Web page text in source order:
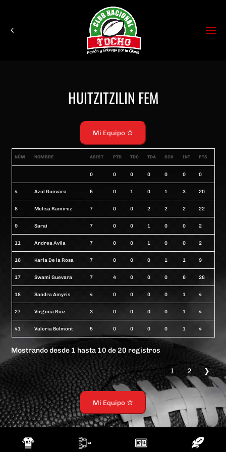
HUITZITZILIN FEM
Mi Equipo
NÚM NOMBRE ASIST PTD TDC TDA SCK INT PTS
0 0 0 0 0 0 0
4 Azul Guevara 5 0 1 0 1 3 20
8 Melisa Ramirez 7 0 0 2 2 2 22
9 Sarai 7 0 0 1 0 0 2
11 Andrea Avila 7 0 0 1 0 0 2
16 Karla De la Rosa 7 0 0 0 1 1 9
17 Swami Guevara 7 4 0 0 0 6 28
18 Sandra Amyris 4 0 0 0 0 1 4
27 Virginia Ruiz 3 0 0 0 0 1 4
41 Valeria Belmont 5 0 0 0 0 1 4
Mostrando desde 1 hasta 10 de 20 registros
❮ 1 2 ❯
Mi Equipo